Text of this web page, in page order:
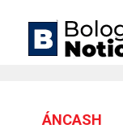
ÁNCASH